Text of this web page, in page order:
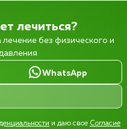
лечиться?
без физического и
WhatsApp
и даю свое Согласие